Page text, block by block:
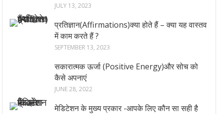
JULY 13, 2023
प्रतिज्ञान(Affirmations)क्या होते हैं – क्या यह वास्तव
में काम करते हैं ?
SEPTEMBER 13, 2023
सकारात्मक ऊर्जा (Positive Energy)और सोच को
कैसे अपनाएं
JUNE 28, 2022
मेडिटेशन के मुख्य प्रकार -आपके लिए कौन सा सही है